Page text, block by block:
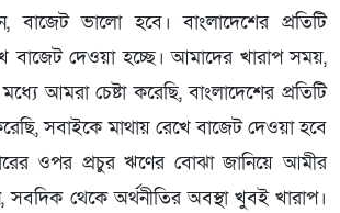
বাজেট ভালো হবে। বাংলাদেশের প্রতিটি
বাজেট দেওয়া হচ্ছে। আমাদের খারাপ সময়,
আমরা চেষ্টা করেছি, বাংলাদেশের প্রতিটি
সবাইকে মাথায় রেখে বাজেট দেওয়া হবে
ওপর প্রচুর ঋণের বোঝা জানিয়ে আমীর
থেকে অর্থনীতির অবস্থা খুবই খারাপ।